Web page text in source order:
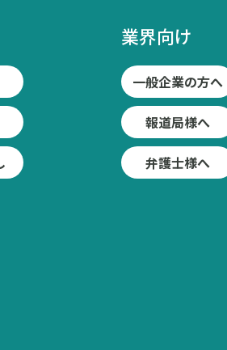
業界向け
一般企業の方へ
報道局様へ
弁護士様へ